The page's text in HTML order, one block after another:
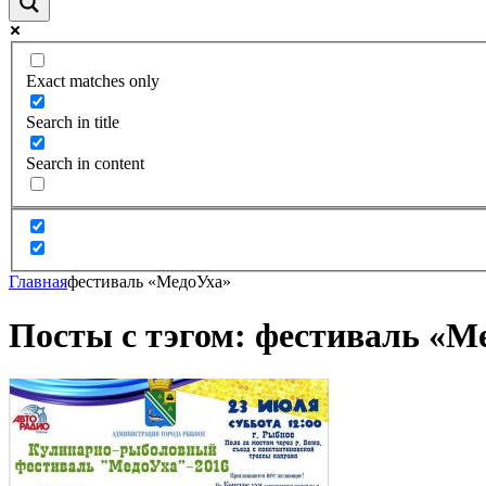
Exact matches only
Search in title
Search in content
Главнаяфестиваль «МедоУха»
Посты с тэгом: фестиваль